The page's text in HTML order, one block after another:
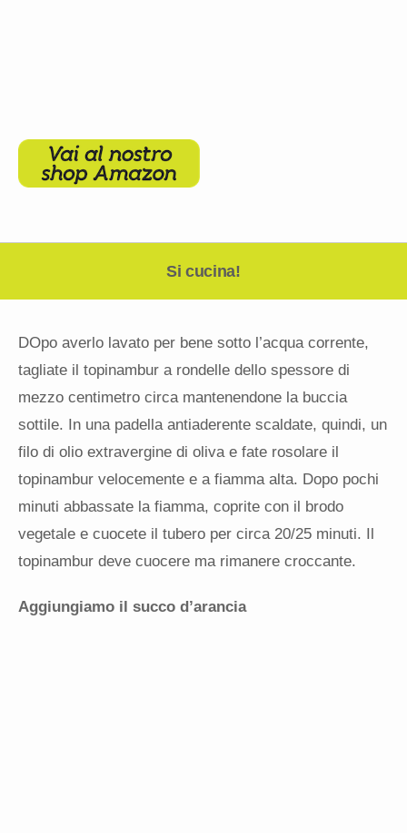
Si cucina!
DOpo averlo lavato per bene sotto l’acqua corrente,
tagliate il topinambur a rondelle dello spessore di
mezzo centimetro circa mantenendone la buccia
sottile. In una padella antiaderente scaldate, quindi, un
filo di olio extravergine di oliva e fate rosolare il
topinambur velocemente e a fiamma alta. Dopo pochi
minuti abbassate la fiamma, coprite con il brodo
vegetale e cuocete il tubero per circa 20/25 minuti. Il
topinambur deve cuocere ma rimanere croccante.
Aggiungiamo il succo d’arancia